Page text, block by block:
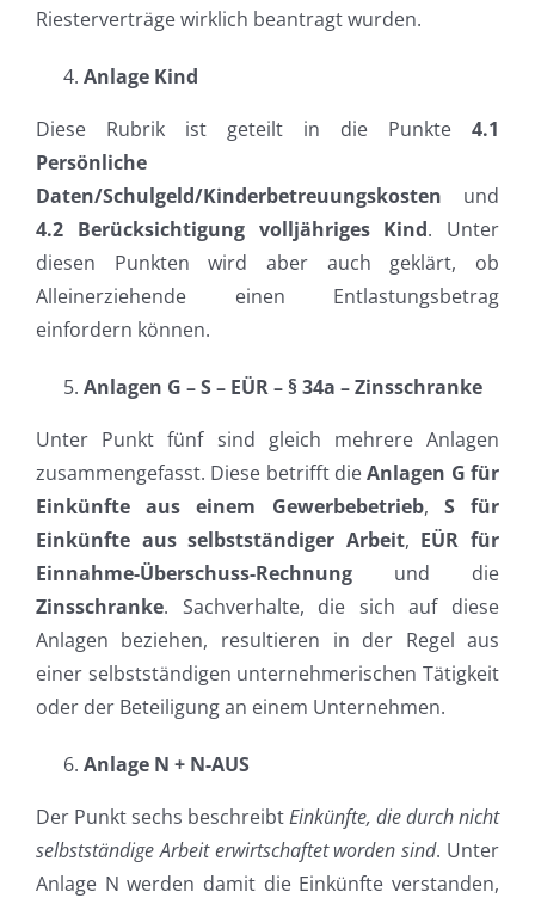
Riesterverträge wirklich beantragt wurden.
Anlage Kind
Diese Rubrik ist geteilt in die Punkte4.1
Persönliche
Daten/Schulgeld/Kinderbetreuungskosten und
4.2 Berücksichtigung volljähriges Kind. Unter
diesen Punkten wird aber auch geklärt, ob
Alleinerziehende einen Entlastungsbetrag
einfordern können.
Anlagen G – S – EÜR – § 34a – Zinsschranke
Unter Punkt fünf sind gleich mehrere Anlagen
zusammengefasst. Diese betrifft dieAnlagen G für
Einkünfte aus einem Gewerbebetrieb, S für
Einkünfte aus selbstständiger Arbeit, EÜR für
Einnahme-Überschuss-Rechnungund die
Zinsschranke. Sachverhalte, die sich auf diese
Anlagen beziehen, resultieren in der Regel aus
einer selbstständigen unternehmerischen Tätigkeit
oder der Beteiligung an einem Unternehmen.
Anlage N + N-AUS
Der Punkt sechs beschreibtEinkünfte, die durch nicht
selbstständige Arbeit erwirtschaftet worden sind. Unter
Anlage N werden damit die Einkünfte verstanden,